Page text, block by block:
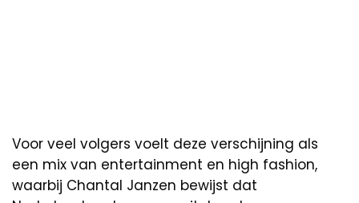
Voor veel volgers voelt deze verschijning als
een mix van entertainment en high fashion,
waarbij Chantal Janzen bewijst dat